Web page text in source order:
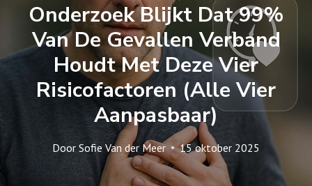
Onderzoek Blijkt Dat 99%
Van De Gevallen Verband
Houdt Met Deze Vier
Risicofactoren (alle Vier
Aanpasbaar)
Door Sofie Van der Meer 15 oktober 2025